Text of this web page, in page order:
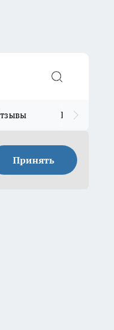
Прайс для
Принять